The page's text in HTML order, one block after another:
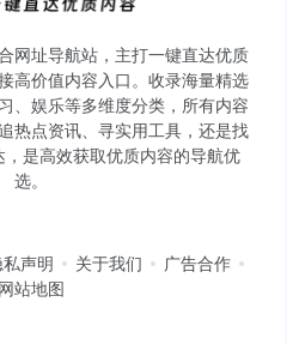
网址导航站，主打一键直达优质
高价值内容入口。​收录海量精选
、娱乐等多维度分类，所有内容
热点资讯、寻实用工具，还是找
是高效获取优质内容的导航优
选。
声明 关于我们
广告合作
网站地图